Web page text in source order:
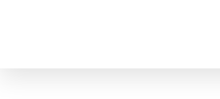
Derfor har dine